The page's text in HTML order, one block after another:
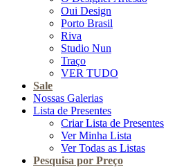
Oui Design
Porto Brasil
Riva
Studio Nun
Traço
VER TUDO
Sale
Nossas Galerias
Lista de Presentes
Criar Lista de Presentes
Ver Minha Lista
Ver Todas as Listas
Pesquisa por Preço